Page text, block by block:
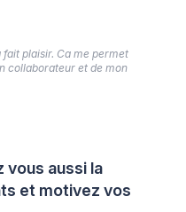
vous aussi la
et motivez vos
plaisir. Ca me permet
collaborateur et de mon